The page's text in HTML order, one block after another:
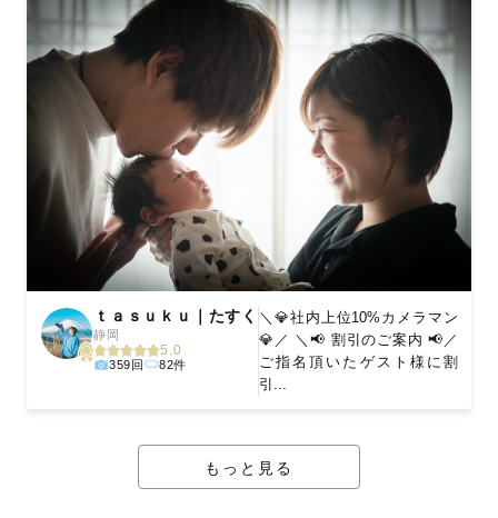
ｔａｓｕｋｕ｜たすく
静岡
5.0
359回 82件
＼💎社内上位10%カメラマン
💎／ ＼📢 割引のご案内 📢／
ご指名頂いたゲスト様に割
引...
もっと見る